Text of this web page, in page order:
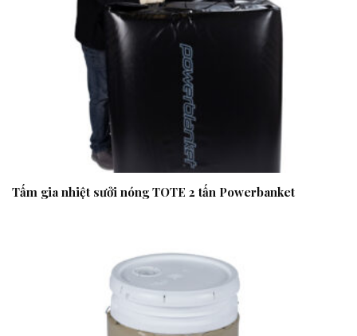
Tấm gia nhiệt sưởi nóng TOTE 2 tấn Powerbanket